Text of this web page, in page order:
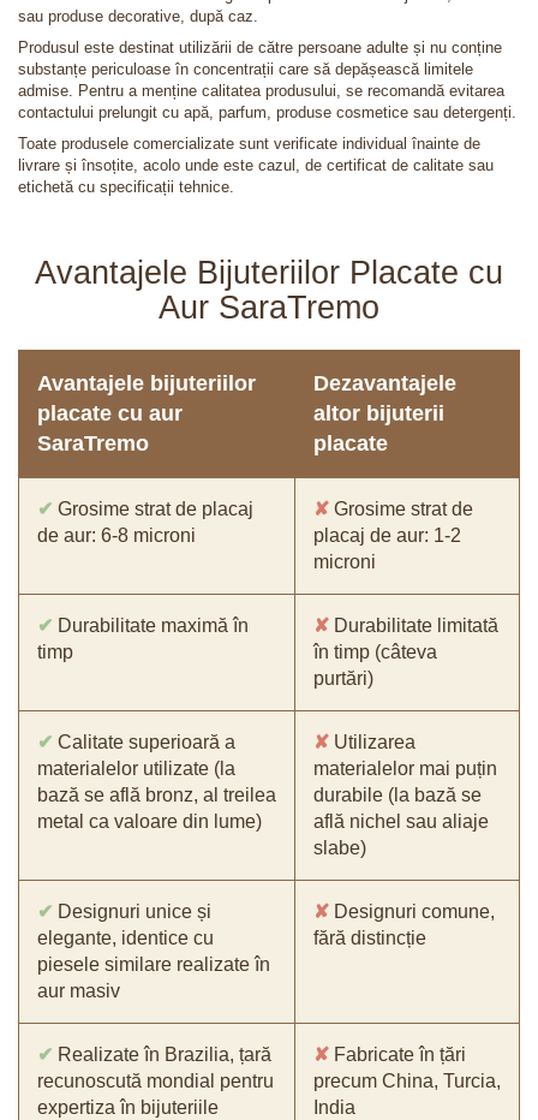
sau produse decorative, după caz.
Produsul este destinat utilizării de către persoane adulte și nu conține
substanțe periculoase în concentrații care să depășească limitele
admise. Pentru a menține calitatea produsului, se recomandă evitarea
contactului prelungit cu apă, parfum, produse cosmetice sau detergenți.
Toate produsele comercializate sunt verificate individual înainte de
livrare și însoțite, acolo unde este cazul, de certificat de calitate sau
etichetă cu specificații tehnice.
Avantajele Bijuteriilor Placate cu
Aur SaraTremo
Avantajele bijuteriilor
placate cu aur
SaraTremo
Dezavantajele
altor bijuterii
placate
✔ Grosime strat de placaj
de aur: 6-8 microni
✘ Grosime strat de
placaj de aur: 1-2
microni
✔ Durabilitate maximă în
timp
✘ Durabilitate limitată
în timp (câteva
purtări)
✔ Calitate superioară a
materialelor utilizate (la
bază se află bronz, al treilea
metal ca valoare din lume)
✘ Utilizarea
materialelor mai puțin
durabile (la bază se
află nichel sau aliaje
slabe)
✔ Designuri unice și
elegante, identice cu
piesele similare realizate în
aur masiv
✘ Designuri comune,
fără distincție
✔ Realizate în Brazilia, țară
recunoscută mondial pentru
expertiza în bijuteriile
✘ Fabricate în țări
precum China, Turcia,
India